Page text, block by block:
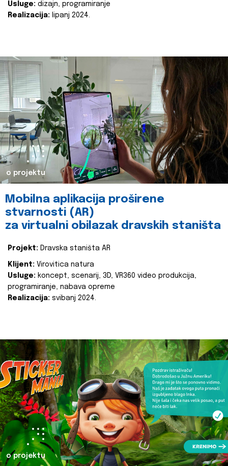
Usluge: dizajn, programiranje
Realizacija: lipanj 2024.
o projektu
Mobilna aplikacija proširene
stvarnosti (AR)
za virtualni obilazak dravskih staništa
Projekt: Dravska staništa AR
Klijent: Virovitica natura
Usluge: koncept, scenarij, 3D, VR360 video produkcija,
programiranje, nabava opreme
Realizacija: svibanj 2024.
o projektu